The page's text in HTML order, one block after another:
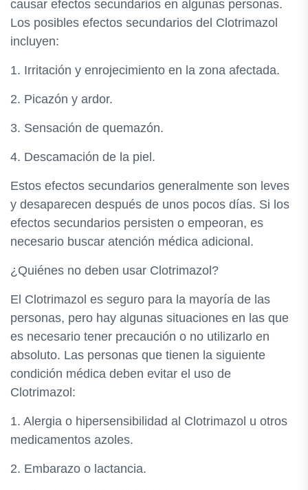
causar efectos secundarios en algunas personas.
Los posibles efectos secundarios del Clotrimazol
incluyen:
1. Irritación y enrojecimiento en la zona afectada.
2. Picazón y ardor.
3. Sensación de quemazón.
4. Descamación de la piel.
Estos efectos secundarios generalmente son leves
y desaparecen después de unos pocos días. Si los
efectos secundarios persisten o empeoran, es
necesario buscar atención médica adicional.
¿Quiénes no deben usar Clotrimazol?
El Clotrimazol es seguro para la mayoría de las
personas, pero hay algunas situaciones en las que
es necesario tener precaución o no utilizarlo en
absoluto. Las personas que tienen la siguiente
condición médica deben evitar el uso de
Clotrimazol:
1. Alergia o hipersensibilidad al Clotrimazol u otros
medicamentos azoles.
2. Embarazo o lactancia.